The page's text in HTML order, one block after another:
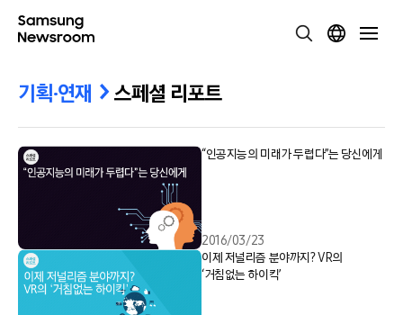
기획·연재 스페셜 리포트
“인공지능의 미래가 두렵다”는 당신에게
2016/03/23
이제 저널리즘 분야까지? VR의
‘거침없는 하이킥’